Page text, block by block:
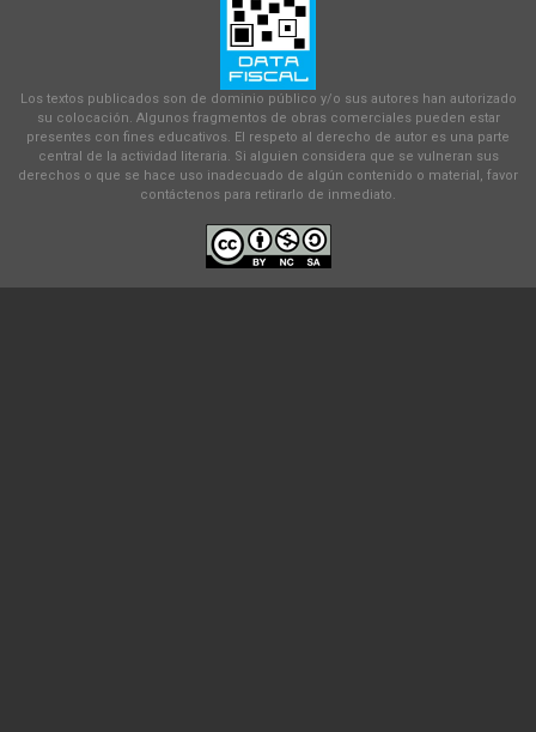
Los textos publicados son de dominio público y/o sus autores han autorizado
su colocación. Algunos fragmentos de obras comerciales pueden estar
presentes con fines educativos. El respeto al derecho de autor es una parte
central de la actividad literaria. Si alguien considera que se vulneran sus
derechos o que se hace uso inadecuado de algún contenido o material, favor
contáctenos para retirarlo de inmediato.